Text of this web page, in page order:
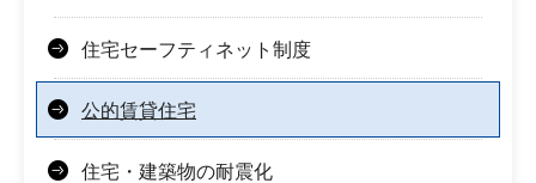
住宅セーフティネット制度
公的賃貸住宅
住宅・建築物の耐震化